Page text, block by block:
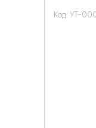
Код: УТ-